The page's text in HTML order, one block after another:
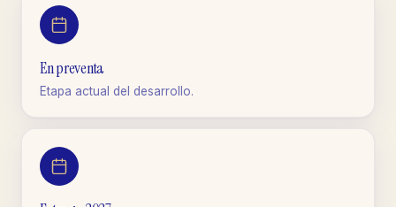
En preventa
Etapa actual del desarrollo.